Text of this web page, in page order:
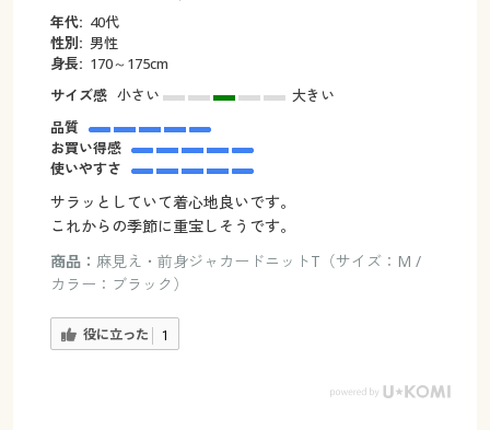
年代: 40代
性別: 男性
身長: 170～175cm
サイズ感 小さい
大きい
品質
お買い得感
使いやすさ
サラッとしていて着心地良いです。
これからの季節に重宝しそうです。
商品： 麻見え・前身ジャカードニットT（サイズ：M /
カラー：ブラック）
役に立った 1